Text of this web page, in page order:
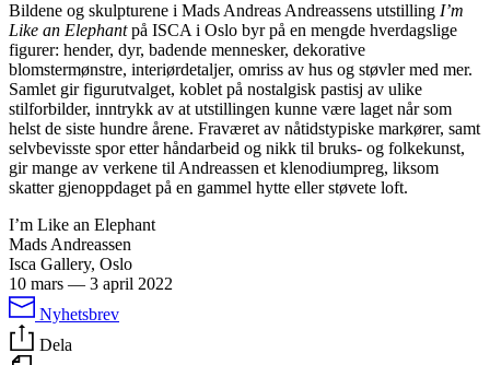
Bildene og skulpturene i Mads Andreas Andreassens utstilling I’m
Like an Elephantpå ISCA i Oslo byr på en mengde hverdagslige
figurer: hender, dyr, badende mennesker, dekorative
blomstermønstre, interiørdetaljer, omriss av hus og støvler med mer.
Samlet gir figurutvalget, koblet på nostalgisk pastisj av ulike
stilforbilder, inntrykk av at utstillingen kunne være laget når som
helst de siste hundre årene. Fraværet av nåtidstypiske markører, samt
selvbevisste spor etter håndarbeid og nikk til bruks- og folkekunst,
gir mange av verkene til Andreassen et klenodiumpreg, liksom
skatter gjenoppdaget på en gammel hytte eller støvete loft.
I’m Like an Elephant
Mads Andreassen
Isca Gallery, Oslo
10 mars — 3 april 2022
Nyhetsbrev
Dela